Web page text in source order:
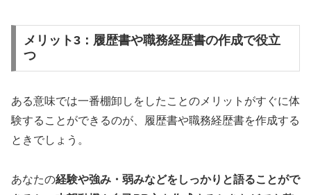
メリット3：履歴書や職務経歴書の作成で役立
つ
ある意味では一番棚卸しをしたことのメリットがすぐに体
験することができるのが、履歴書や職務経歴書を作成する
ときでしょう。
あなたの経験や強み・弱みなどをしっかりと語ることがで